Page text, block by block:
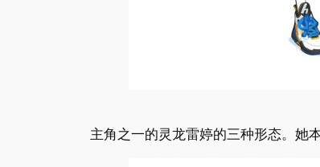
主角之一的灵龙雷婷的三种形态。她